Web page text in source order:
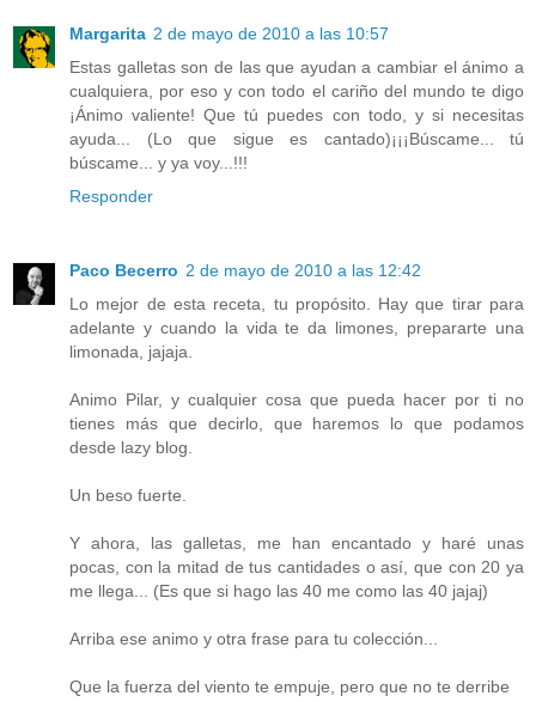
Margarita 2 de mayo de 2010 a las 10:57
Estas galletas son de las que ayudan a cambiar el ánimo a
cualquiera, por eso y con todo el cariño del mundo te digo
¡Ánimo valiente! Que tú puedes con todo, y si necesitas
ayuda... (Lo que sigue es cantado)¡¡¡Búscame... tú
búscame... y ya voy...!!!
Responder
Paco Becerro 2 de mayo de 2010 a las 12:42
Lo mejor de esta receta, tu propósito. Hay que tirar para
adelante y cuando la vida te da limones, prepararte una
limonada, jajaja.
Animo Pilar, y cualquier cosa que pueda hacer por ti no
tienes más que decirlo, que haremos lo que podamos
desde lazy blog.
Un beso fuerte.
Y ahora, las galletas, me han encantado y haré unas
pocas, con la mitad de tus cantidades o así, que con 20 ya
me llega... (Es que si hago las 40 me como las 40 jajaj)
Arriba ese animo y otra frase para tu colección...
Que la fuerza del viento te empuje, pero que no te derribe